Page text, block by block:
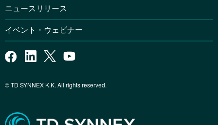
ニュースリリース
イベント・ウェビナー
© TD SYNNEX K.K. All rights reserved.